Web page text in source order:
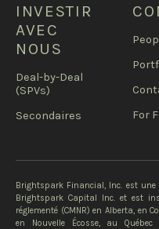
INVESTIR
AVEC
NOUS
Deal-by-Deal
(SPVs)
Secondaires
For
Brightspark Financial, Inc. est
Brightspark Capital Inc. et est
réglementé (CMNR) en Alberta, en
en Nouvelle Écosse, au